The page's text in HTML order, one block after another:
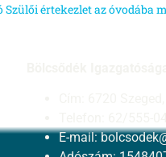
E-mail: